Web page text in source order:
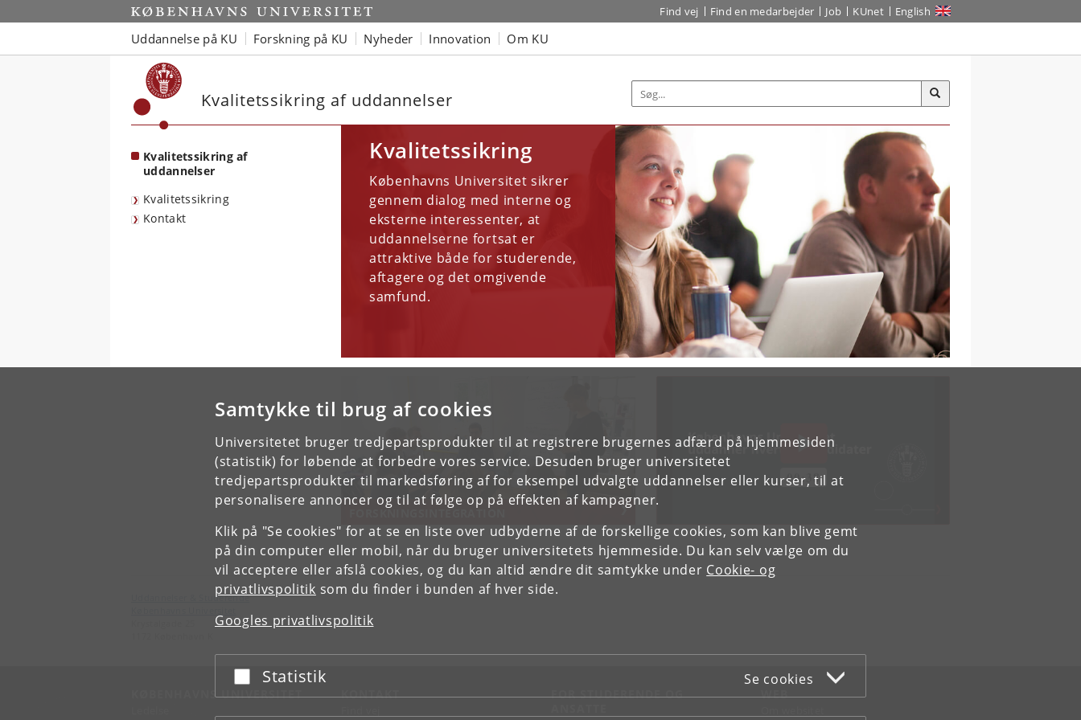
Samtykke til brug af cookies
Universitetet bruger tredjepartsprodukter til at registrere brugernes adfærd på hjemmesiden
(statistik) for løbende at forbedre vores service. Desuden bruger universitetet
tredjepartsprodukter til markedsføring af for eksempel udvalgte uddannelser eller kurser, til at
personalisere annoncer og til at følge op på effekten af kampagner.
Klik på "Se cookies" for at se en liste over udbyderne af de forskellige cookies, som kan blive gemt
på din computer eller mobil, når du bruger universitetets hjemmeside. Du kan selv vælge om du
vil acceptere eller afslå cookies, og du kan altid ændre dit samtykke under Cookie- og
privatlivspolitik som du finder i bunden af hver side.
Googles privatlivspolitik
Acceptér eller afslå
Statistik Se cookies
Start Find vej Find en medarbejder Job KUnet English
Uddannelse på KU Forskning på KU Nyheder Innovation Om KU
Kvalitetssikring af uddannelser
Kvalitetssikring af
uddannelser
Kvalitetssikring
Kontakt
Kvalitetssikring
Københavns Universitet sikrer
gennem dialog med interne og
eksterne interessenter, at
uddannelserne fortsat er
attraktive både for studerende,
aftagere og det omgivende
samfund.
FORSKNINGSINTEGRATION
Uddannelser & Studerende
KØBENHAVNS UNIVERSITET KONTAKT
FOR STUDERENDE OG
WEB